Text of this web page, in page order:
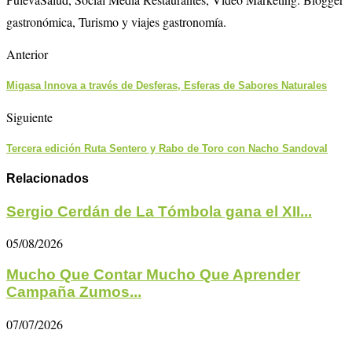
gastronómica, Turismo y viajes gastronomía.
Anterior
Migasa Innova a través de Desferas, Esferas de Sabores Naturales
Siguiente
Tercera edición Ruta Sentero y Rabo de Toro con Nacho Sandoval
Relacionados
Sergio Cerdán de La Tómbola gana el XII...
05/08/2026
Mucho Que Contar Mucho Que Aprender
Campaña Zumos...
07/07/2026